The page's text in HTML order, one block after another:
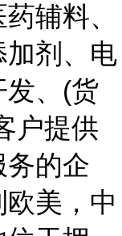
辅料、
加剂、电
发、(货
户提供
务的企
美，中